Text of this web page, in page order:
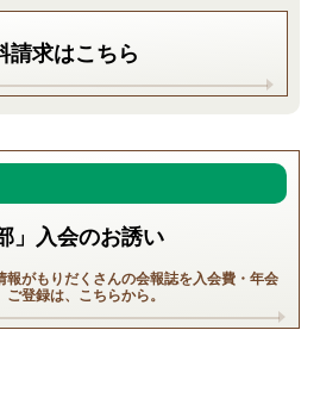
請求はこちら
」入会のお誘い
報がもりだくさんの会報誌を入会費・年会
登録は、こちらから。